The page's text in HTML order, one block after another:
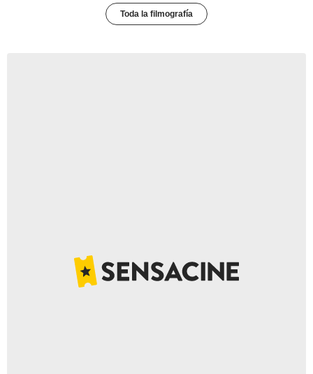
Toda la filmografía